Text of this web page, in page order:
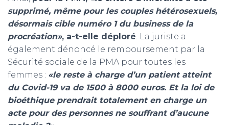
supprimé, même pour les couples hétérosexuels,
désormais cible numéro 1 du business de la
procréation», a-t-elle déploré. La juriste a
également dénoncé le remboursement par la
Sécurité sociale de la PMA pour toutes les
femmes : «le reste à charge d’un patient atteint
du Covid-19 va de 1500 à 8000 euros. Et la loi de
bioéthique prendrait totalement en charge un
acte pour des personnes ne souffrant d’aucune